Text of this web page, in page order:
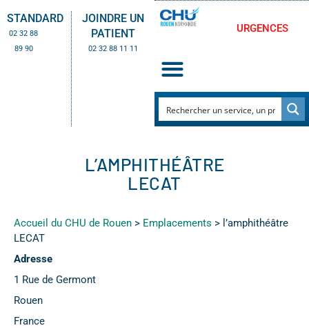
STANDARD
02 32 88
89 90
JOINDRE UN
PATIENT
02 32 88 11 11
URGENCES
L’AMPHITHÉÂTRE
LECAT
Accueil du CHU de Rouen > Emplacements > l’amphithéâtre
LECAT
Adresse
1 Rue de Germont
Rouen
France